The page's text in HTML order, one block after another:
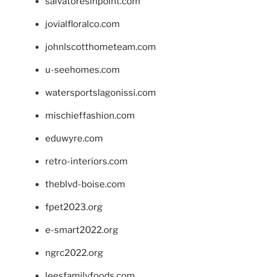
jovialfloralco.com
johnlscotthometeam.com
u-seehomes.com
watersportslagonissi.com
mischieffashion.com
eduwyre.com
retro-interiors.com
theblvd-boise.com
fpet2023.org
e-smart2022.org
ngrc2022.org